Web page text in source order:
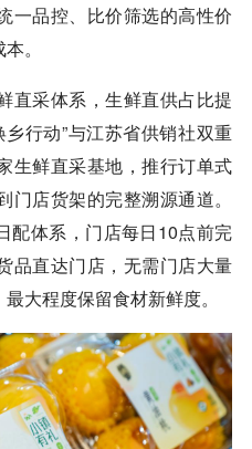
一品控、比价筛选的高性价
。
直采体系，生鲜直供占比提
行动”与江苏省供销社双重
生鲜直采基地，推行订单式
店货架的完整溯源通道。
配体系，门店每日10点前完
品直达门店，无需门店大量
大程度保留食材新鲜度。